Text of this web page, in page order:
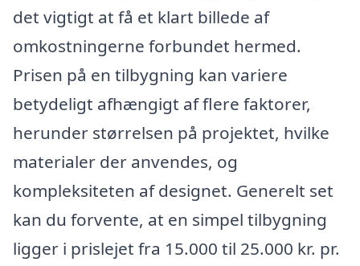
det vigtigt at få et klart billede af
omkostningerne forbundet hermed.
Prisen på en tilbygning kan variere
betydeligt afhængigt af flere faktorer,
herunder størrelsen på projektet, hvilke
materialer der anvendes, og
kompleksiteten af designet. Generelt set
kan du forvente, at en simpel tilbygning
ligger i prislejet fra 15.000 til 25.000 kr. pr.